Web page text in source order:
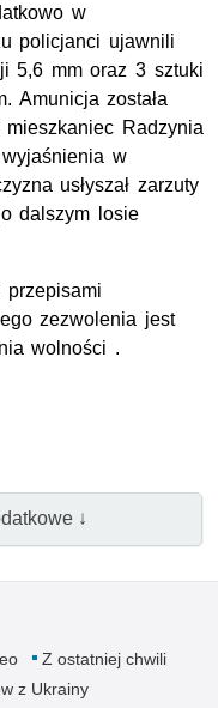
w
policjanci ujawnili
5,6 mm oraz 3 sztuki
Amunicja została
Radzynia
wyjaśnienia w
usłyszał zarzuty
dalszym losie
zezwolenia jest
wolności .
↓
Z ostatniej chwili
z Ukrainy